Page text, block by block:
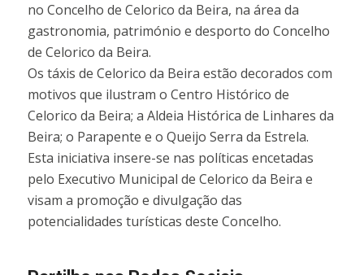
no Concelho de Celorico da Beira, na área da
gastronomia, património e desporto do Concelho
de Celorico da Beira.
Os táxis de Celorico da Beira estão decorados com
motivos que ilustram o Centro Histórico de
Celorico da Beira; a Aldeia Histórica de Linhares da
Beira; o Parapente e o Queijo Serra da Estrela.
Esta iniciativa insere-se nas políticas encetadas
pelo Executivo Municipal de Celorico da Beira e
visam a promoção e divulgação das
potencialidades turísticas deste Concelho.